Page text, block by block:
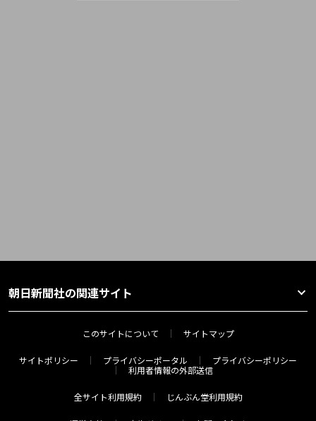
朝日新聞社の関連サイト
このサイトについて サイトマップ
サイトポリシー プライバシーポータル
プライバシーポリシー
利用者情報の外部送信
全サイト利用規約 じんぶん堂利用規約